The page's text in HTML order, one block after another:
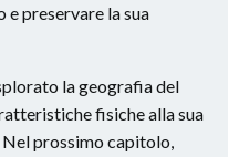
preservare la sua
la geografia del
fisiche alla sua
prossimo capitolo,